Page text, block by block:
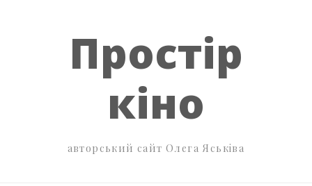
Простір
кіно
авторський сайт Олега Яськіва